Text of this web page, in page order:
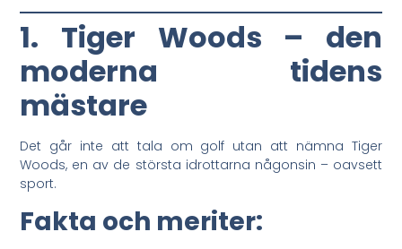
1. Tiger Woods – den
moderna tidens
mästare
Det går inte att tala om golf utan att nämna Tiger
Woods, en av de största idrottarna någonsin – oavsett
sport.
Fakta och meriter: